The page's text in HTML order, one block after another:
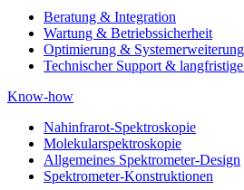
Beratung & Integration
Wartung & Betriebssicherheit
Optimierung & Systemerweiterung
Technischer Support &
Know-how
Nahinfrarot-Spektroskopie
Molekularspektroskopie
Allgemeines Spektrometer-Design
Spektrometer-Konstruktionen